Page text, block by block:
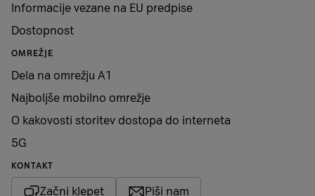
VoWiFi
Delovni pomnilnik
Notranji pomnilnik 512 GB
kartico
Informacije vezane na EU predpise
Dostopnost
OMREŽJE
Dela na omrežju A1
Najboljše mobilno omrežje
O kakovosti storitev dostopa do interneta
5G
KONTAKT
Začni klepet Piši nam